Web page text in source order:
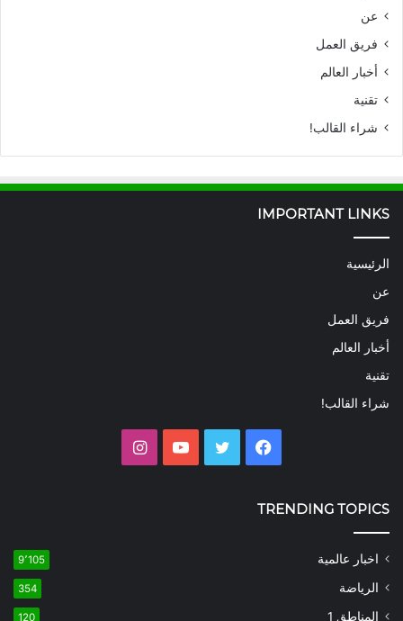
عن
فريق العمل
أخبار العالم
تقنية
شراء القالب!
IMPORTANT LINKS
الرئيسية
عن
فريق العمل
أخبار العالم
تقنية
شراء القالب!
فيسبوك تويتر يوتيوب
TRENDING TOPICS
اخبار عالمية 9٬105
الرياضة 354
المناطق 1 120